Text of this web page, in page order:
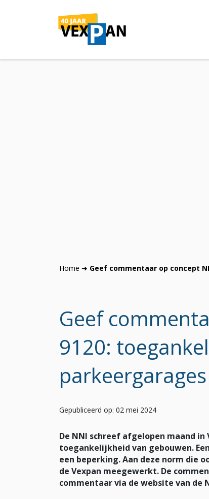
Home ➜ Geef commentaar op concept
Geef
9120:
parkeergarages
Gepubliceerd op: 02 mei 2024
De NNI schreef afgelopen maand in
toegankelijkheid van gebouwen.
een beperking. Aan deze norm die
de Vexpan meegewerkt. De
commentaar via de website van de